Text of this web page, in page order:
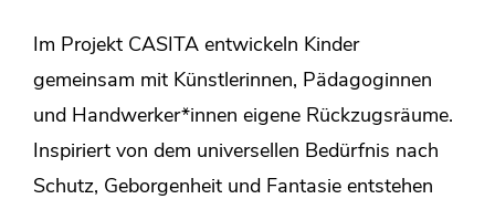
Im Projekt CASITA entwickeln Kinder
gemeinsam mit Künstlerinnen, Pädagoginnen
und Handwerker*innen eigene Rückzugsräume.
Inspiriert von dem universellen Bedürfnis nach
Schutz, Geborgenheit und Fantasie entstehen